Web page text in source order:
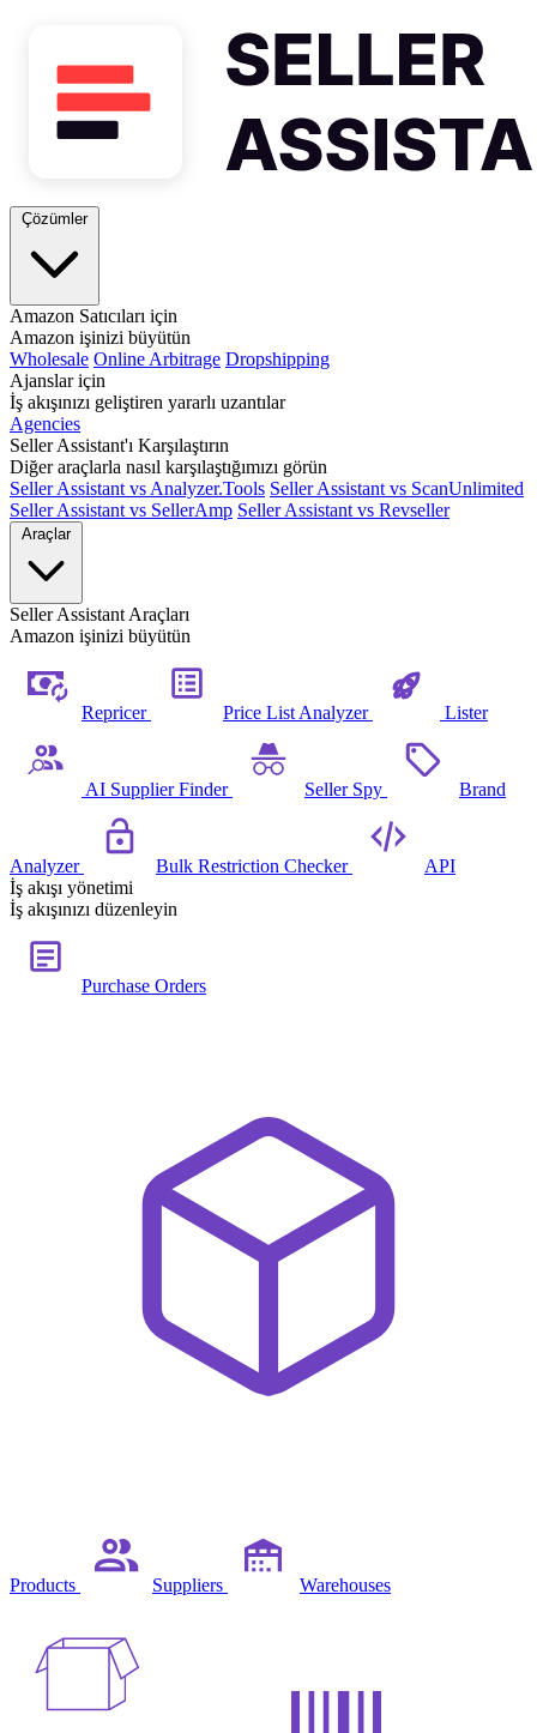
Çözümler
Amazon Satıcıları için
Amazon işinizi büyütün
Wholesale Online Arbitrage Dropshipping
Ajanslar için
İş akışınızı geliştiren yararlı uzantılar
Agencies
Seller Assistant'ı Karşılaştırın
Diğer araçlarla nasıl karşılaştığımızı görün
Seller Assistant vs Analyzer.Tools Seller Assistant vs ScanUnlimited
Seller Assistant vs SellerAmp Seller Assistant vs Revseller
Araçlar
Seller Assistant Araçları
Amazon işinizi büyütün
Repricer Price List Analyzer Lister
AI Supplier Finder Seller Spy Brand
Analyzer Bulk Restriction Checker
API
İş akışı yönetimi
İş akışınızı düzenleyin
Purchase Orders
Products Suppliers Warehouses